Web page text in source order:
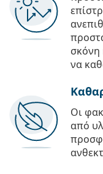
σκόνη
να
Οι
από